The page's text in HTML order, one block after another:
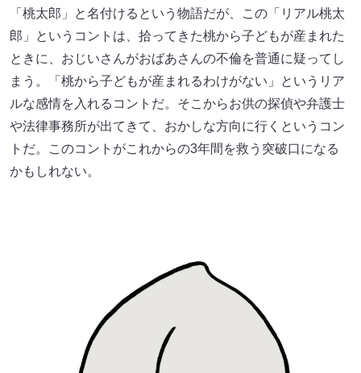
「桃太郎」と名付けるという物語だが、この「リアル桃太
郎」というコントは、拾ってきた桃から子どもが産まれた
ときに、おじいさんがおばあさんの不倫を普通に疑ってし
まう。「桃から子どもが産まれるわけがない」というリア
ルな感情を入れるコントだ。そこからお供の探偵や弁護士
や法律事務所が出てきて、おかしな方向に行くというコン
トだ。このコントがこれからの3年間を救う突破口になる
かもしれない。